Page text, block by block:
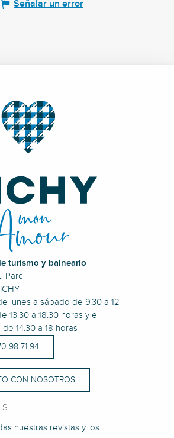
Señalar un error
turismo y balneario
Parc
lunes a sábado de 9.30 a 12
13.30 a 18.30 horas y el
14.30 a 18 horas
98 71 94
CON NOSOTROS
nuestras revistas y los